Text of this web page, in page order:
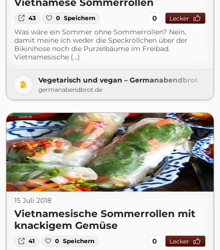
Vietnamese Sommerrollen
43 0 Speichern 0 Lecker
Was wäre ein Sommer ohne Sommerrollen? Nein,
damit meine ich weder die Speckröllchen über der
Bikinihose noch die Purzelbäume im Freibad.
Vietnamesische (...)
Vegetarisch und vegan – Germanabendbrot
germanabendbrot.de
15 Juli 2018
Vietnamesische Sommerrollen mit
knackigem Gemüse
41 0 Speichern 0 Lecker